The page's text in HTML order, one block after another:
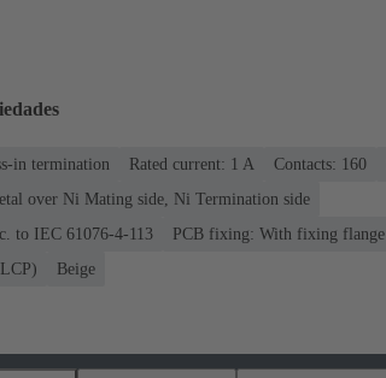
in termination Rated current: ‌1 A Contacts: 160
over Ni Mating side, Ni Termination side
to IEC 61076-4-113
PCB fixing: With fixing flange
Beige